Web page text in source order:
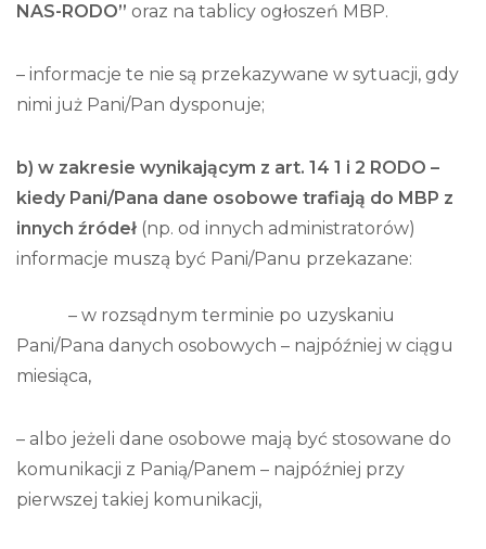
NAS-RODO” oraz na tablicy ogłoszeń MBP.
– informacje te nie są przekazywane w sytuacji, gdy
nimi już Pani/Pan dysponuje;
b) w zakresie wynikającym z art. 14 1 i 2 RODO –
kiedy Pani/Pana dane osobowe trafiają do MBP z
innych źródeł (np. od innych administratorów)
informacje muszą być Pani/Panu przekazane:
– w rozsądnym terminie po uzyskaniu
Pani/Pana danych osobowych – najpóźniej w ciągu
miesiąca,
– albo jeżeli dane osobowe mają być stosowane do
komunikacji z Panią/Panem – najpóźniej przy
pierwszej takiej komunikacji,